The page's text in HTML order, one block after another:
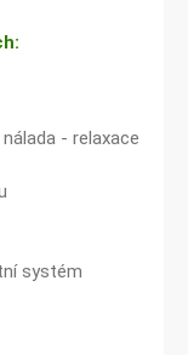
- relaxace
systém